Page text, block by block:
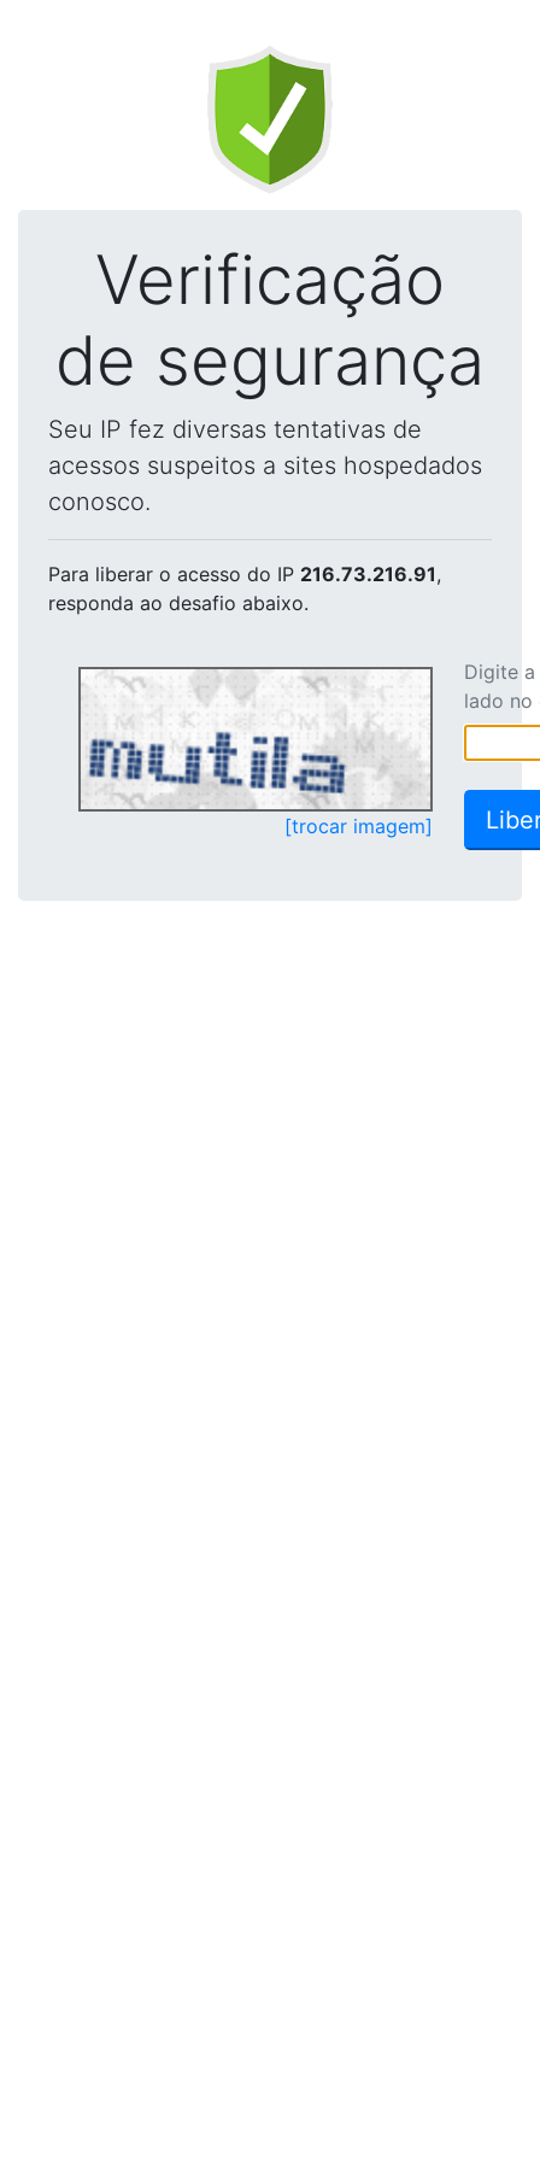
Verificação
de segurança
Seu IP fez diversas tentativas de
acessos suspeitos a sites hospedados
conosco.
Para liberar o acesso do IP 216.73.216.91,
responda ao desafio abaixo.
[trocar imagem]
Digite
lado no